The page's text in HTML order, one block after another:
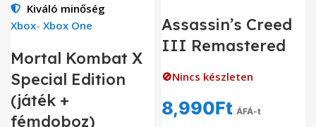
Kiváló minőség
Xbox- Xbox One
Mortal Kombat X
Special Edition
(játék +
fémdoboz)
Assassin’s Creed
III Remastered
🚫Nincs készleten
8,990Ft ÁFÁ-t